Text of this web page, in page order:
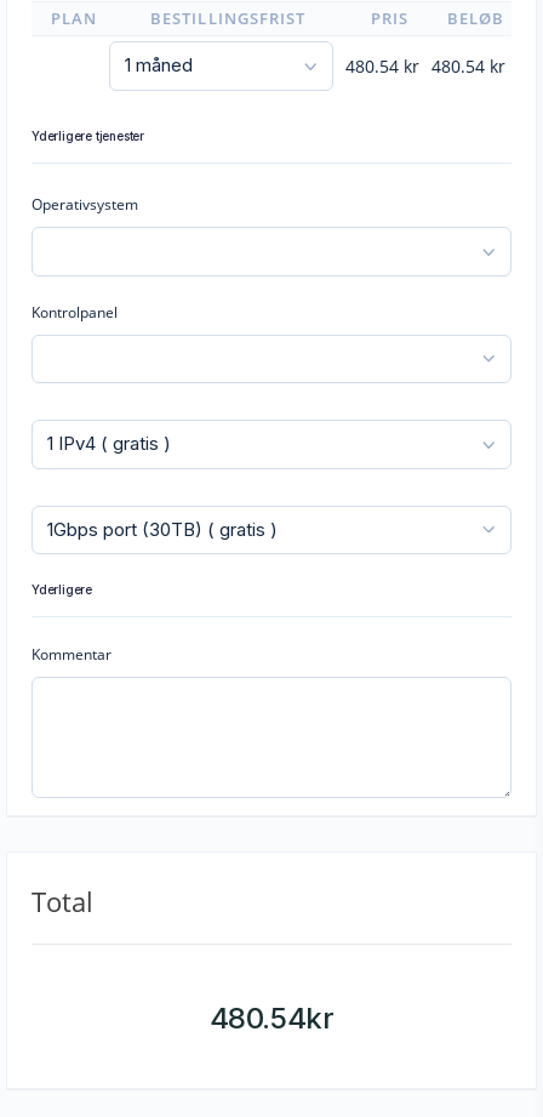
PLAN BESTILLINGSFRIST PRIS BELØB
480.54 kr 480.54 kr
Yderligere tjenester
Operativsystem
Kontrolpanel
Yderligere
Kommentar
Total
480.54kr